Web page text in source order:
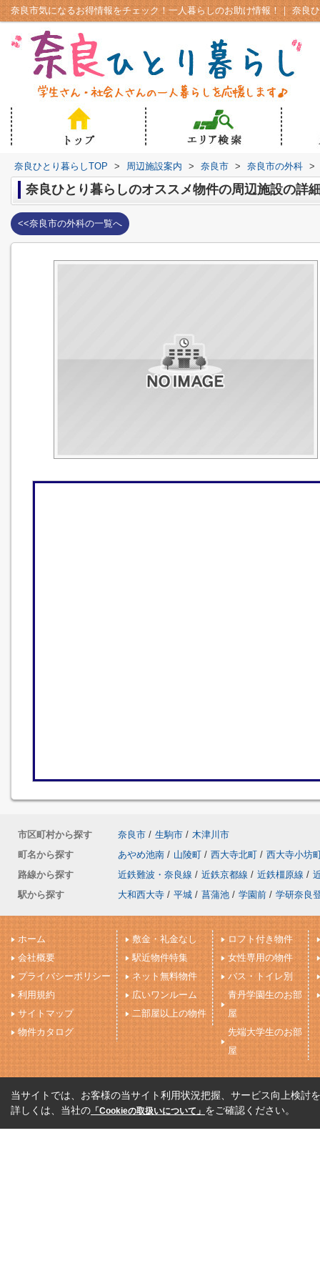
奈良ひとり暮らしTOP > 周辺施設案内 > 奈良市 > 奈良市の外科 >
奈良ひとり暮らしのオススメ物件の周辺施設の詳
<<奈良市の外科の一覧へ
市区町村から探す 奈良市 / 生駒市 / 木津川市
町名から探す
あやめ池南 / 山陵町 / 西大寺北町 / 西大寺小坊
路線から探す
近鉄難波・奈良線 / 近鉄京都線 / 近鉄橿原線 /
駅から探す
大和西大寺 / 平城 / 菖蒲池 / 学園前 / 学研奈良
ホーム
会社概要
プライバシーポリシー
利用規約
サイトマップ
物件カタログ
敷金・礼金なし
駅近物件特集
ネット無料物件
広いワンルーム
二部屋以上の物件
ロフト付き物件
女性専用の物件
バス・トイレ別
青丹学園生のお部
屋
先端大学生のお部
屋
当サイトでは、お客様の当サイト利用状況把握、サービス向上検討
詳しくは、当社の 「Cookieの取扱いについて」 をご確認ください。